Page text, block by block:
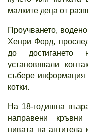
малките деца от
Проучването,
Хенри Форд,
до достигането
установявали
събере информация
котки.
На 18-годишна
направени кръвни
нивата на антитела